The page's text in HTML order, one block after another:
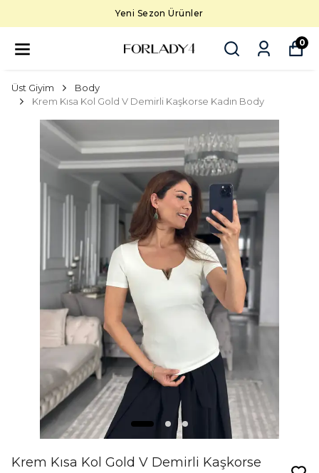
Yeni Sezon Ürünler
0
Üst Giyim
Body
Krem Kısa Kol Gold V Demirli Kaşkorse Kadın Body
Krem Kısa Kol Gold V Demirli Kaşkorse